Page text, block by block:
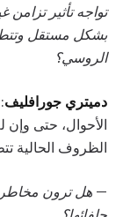
تواجه تأثير تزامن
بشكل مستقل
الروسي؟
دميتري جورافليف
الأحوال، حتى
الظروف الحالية
— هل ترون